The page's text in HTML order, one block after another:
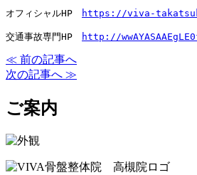
オフィシャルHP https://viva-
交通事故専門HP http://
≪ 前の記事へ
次の記事へ ≫
ご案内